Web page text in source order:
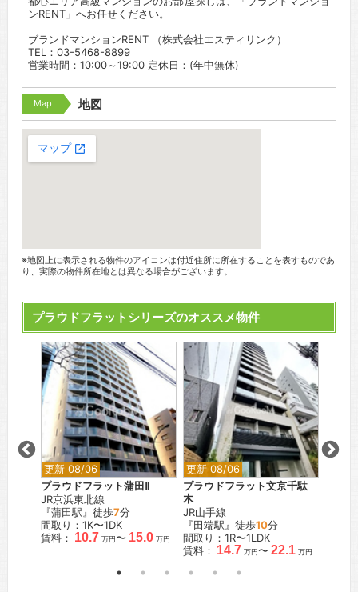
ンRENT」へお任せください。
ブランドマンションRENT （株式会社エスティリンク）
TEL：03-5468-8899
営業時間：10:00～19:00 定休日：(年中無休)
Map 地図
※地図上に表示される物件のアイコンは付近住所に所在することを表すものであ
り、実際の物件所在地とは異なる場合がございます。
プラウドフラットシリーズのオススメ物件
更新 08/06
プラウドフラット蒲田Ⅱ
JR京浜東北線
『蒲田駅』徒歩7分
間取り：1K〜1DK
賃料： 10.7 万円〜 15.0 万円
更新 08/06
プラウドフラット文京千駄
木
JR山手線
『田端駅』徒歩10分
間取り：1R〜1LDK
賃料： 14.7 万円〜 22.1 万円